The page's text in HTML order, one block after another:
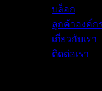
บล็อก
ลูกค้าองค์ก
เกี่ยวกับเรา
ติดต่อเรา
Intel CPU ประสิ
ปลดล็อกปร